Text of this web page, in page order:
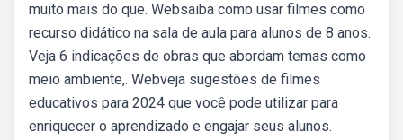
muito mais do que. Websaiba como usar filmes como
recurso didático na sala de aula para alunos de 8 anos.
Veja 6 indicações de obras que abordam temas como
meio ambiente,. Webveja sugestões de filmes
educativos para 2024 que você pode utilizar para
enriquecer o aprendizado e engajar seus alunos.